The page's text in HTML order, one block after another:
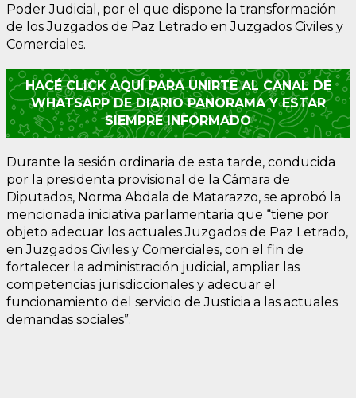
Poder Judicial, por el que dispone la transformación
de los Juzgados de Paz Letrado en Juzgados Civiles y
Comerciales.
HACÉ CLICK AQUÍ PARA UNIRTE AL CANAL DE
WHATSAPP DE DIARIO PANORAMA Y ESTAR
SIEMPRE INFORMADO
Durante la sesión ordinaria de esta tarde, conducida
por la presidenta provisional de la Cámara de
Diputados, Norma Abdala de Matarazzo, se aprobó la
mencionada iniciativa parlamentaria que “tiene por
objeto adecuar los actuales Juzgados de Paz Letrado,
en Juzgados Civiles y Comerciales, con el fin de
fortalecer la administración judicial, ampliar las
competencias jurisdiccionales y adecuar el
funcionamiento del servicio de Justicia a las actuales
demandas sociales”.